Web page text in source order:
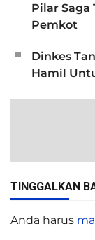
Pilar Saga
Pemkot
Dinkes
Hamil
TINGGALKAN
Anda harus